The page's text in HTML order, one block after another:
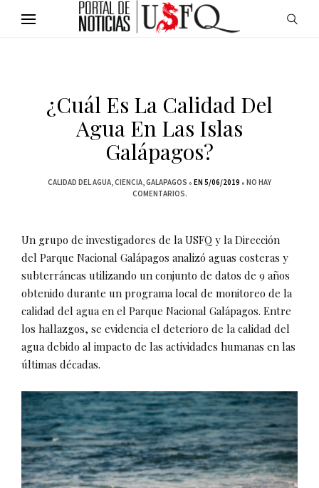
¿Cuál Es La Calidad Del
Agua En Las Islas
Galápagos?
CALIDAD DEL AGUA CIENCIA GALAPAGOS EN 5/06/2019
NO HAY
COMENTARIOS.
Un grupo de investigadores de la USFQ y la Dirección
del Parque Nacional Galápagos analizó aguas costeras y
subterráneas utilizando un conjunto de datos de 9 años
obtenido durante un programa local de monitoreo de la
calidad del agua en el Parque Nacional Galápagos. Entre
los hallazgos, se evidencia el deterioro de la calidad del
agua debido al impacto de las actividades humanas en las
últimas décadas.